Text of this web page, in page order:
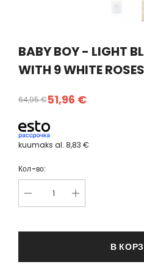
BABY BOY - LIGHT
WITH 9 WHITE ROSES
51,96 €
64,95 €
kuumaks al. 8,83 €
Кол-во:
В